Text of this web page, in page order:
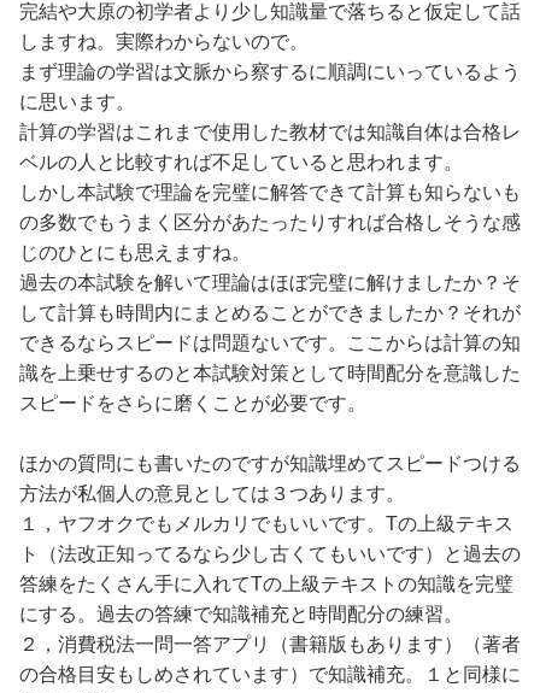
○これまでの経過
３月
第1周：①の４冊終了。付属問題の正答率が9割のため次
のステップへ。
第２週：個別問題集を解きながら、間違えたものには付箋
（１周目の正答率70％）
第３週：総合基礎編を平日１題、休日２題解きながら、個
別問題集の間違えた問題を復習
第４週：総合基礎編が2週目で全て満点を採れ、疑問点も
解消。個別問題集の２週目も終了し、正答率が98％。
４月
第１周：総合応用編を開始
第２週：総合応用編で満点を取れなかった問題を再度解
現在に至る
なお、理論については３月の第1周の時点で理論ドクター
の内容を9割以上覚えることができたため、今は忘却曲線
を基に出題してくれる暗記アプリを使用しており、併せて
３月第2週から理論ドクターを日に10題ずつ回していま
す。
週末には過去問も解き始めており、
完結や大原の初学者より少し知識量で落ちると仮定して話
しますね。実際わからないので。
まず理論の学習は文脈から察するに順調にいっているよう
に思います。
計算の学習はこれまで使用した教材では知識自体は合格レ
ベルの人と比較すれば不足していると思われます。
しかし本試験で理論を完璧に解答できて計算も知らないも
の多数でもうまく区分があたったりすれば合格しそうな感
じのひとにも思えますね。
過去の本試験を解いて理論はほぼ完璧に解けましたか？そ
して計算も時間内にまとめることができましたか？それが
できるならスピードは問題ないです。ここからは計算の知
識を上乗せするのと本試験対策として時間配分を意識した
スピードをさらに磨くことが必要です。
ほかの質問にも書いたのですが知識埋めてスピードつける
方法が私個人の意見としては３つあります。
１，ヤフオクでもメルカリでもいいです。Tの上級テキス
ト（法改正知ってるなら少し古くてもいいです）と過去の
答練をたくさん手に入れてTの上級テキストの知識を完璧
にする。過去の答練で知識補充と時間配分の練習。
２，消費税法一問一答アプリ（書籍版もあります）（著者
の合格目安もしめされています）で知識補充。１と同様に